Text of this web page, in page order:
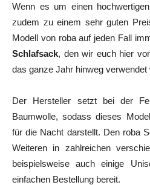
Wenn es um einen
zudem zu einem sehr guten
Modell von roba auf jeden Fall
Schlafsack, den wir euch hier
das ganze Jahr hinweg verwendet
Der Hersteller setzt bei der
Baumwolle, sodass dieses
für die Nacht darstellt. Den roba
Weiteren in zahlreichen
beispielsweise auch einige
einfachen Bestellung bereit.